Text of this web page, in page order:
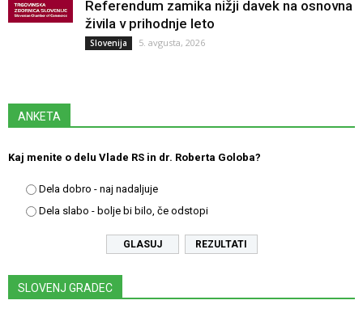
Referendum zamika nižji davek na osnovna
živila v prihodnje leto
Slovenija 5. avgusta, 2026
ANKETA
Kaj menite o delu Vlade RS in dr. Roberta Goloba?
Dela dobro - naj nadaljuje
Dela slabo - bolje bi bilo, če odstopi
REZULTATI
SLOVENJ GRADEC